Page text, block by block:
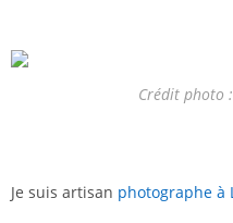
Crédit photo
Je suis artisan photographe à